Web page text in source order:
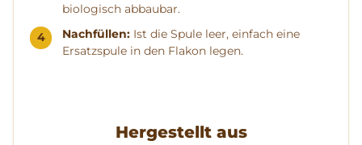
biologisch abbaubar.
Nachfüllen: Ist die Spule leer, einfach eine
Ersatzspule in den Flakon legen.
Hergestellt aus